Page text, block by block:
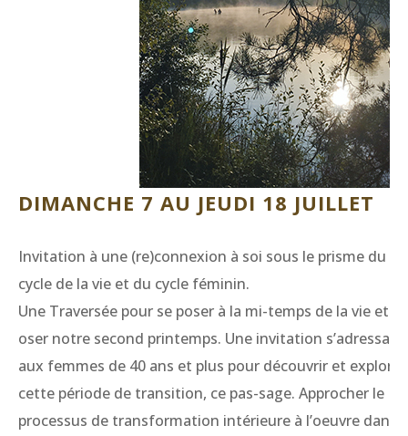
DIMANCHE 7 AU JEUDI 18 JUILLET
Invitation à une (re)connexion à soi sous le prisme du
cycle de la vie et du cycle féminin.
Une Traversée pour se poser à la mi-temps de la vie et
oser notre second printemps. Une invitation s’adressant
aux femmes de 40 ans et plus pour découvrir et explorer
cette période de transition, ce pas-sage. Approcher le
processus de transformation intérieure à l’oeuvre dans